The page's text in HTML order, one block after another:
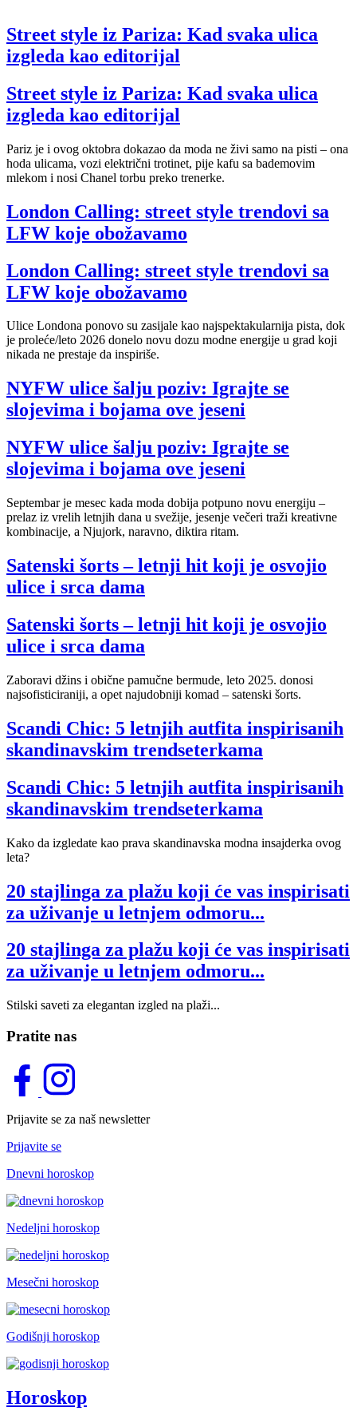
Street style iz Pariza: Kad svaka ulica
izgleda kao editorijal
Street style iz Pariza: Kad svaka ulica
izgleda kao editorijal
Pariz je i ovog oktobra dokazao da moda ne živi samo na pisti – ona
hoda ulicama, vozi električni trotinet, pije kafu sa bademovim
mlekom i nosi Chanel torbu preko trenerke.
London Calling: street style trendovi sa
LFW koje obožavamo
London Calling: street style trendovi sa
LFW koje obožavamo
Ulice Londona ponovo su zasijale kao najspektakularnija pista, dok
je proleće/leto 2026 donelo novu dozu modne energije u grad koji
nikada ne prestaje da inspiriše.
NYFW ulice šalju poziv: Igrajte se
slojevima i bojama ove jeseni
NYFW ulice šalju poziv: Igrajte se
slojevima i bojama ove jeseni
Septembar je mesec kada moda dobija potpuno novu energiju –
prelaz iz vrelih letnjih dana u svežije, jesenje večeri traži kreativne
kombinacije, a Njujork, naravno, diktira ritam.
Satenski šorts – letnji hit koji je osvojio
ulice i srca dama
Satenski šorts – letnji hit koji je osvojio
ulice i srca dama
Zaboravi džins i obične pamučne bermude, leto 2025. donosi
najsofisticiraniji, a opet najudobniji komad – satenski šorts.
Scandi Chic: 5 letnjih autfita inspirisanih
skandinavskim trendseterkama
Scandi Chic: 5 letnjih autfita inspirisanih
skandinavskim trendseterkama
Kako da izgledate kao prava skandinavska modna insajderka ovog
leta?
20 stajlinga za plažu koji će vas inspirisati
za uživanje u letnjem odmoru...
20 stajlinga za plažu koji će vas inspirisati
za uživanje u letnjem odmoru...
Stilski saveti za elegantan izgled na plaži...
Pratite nas
Prijavite se za naš newsletter
Prijavite se
Dnevni horoskop
Nedeljni horoskop
Mesečni horoskop
Godišnji horoskop
Horoskop